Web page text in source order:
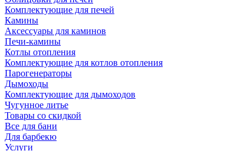
Комплектующие для печей
Камины
Аксессуары для каминов
Печи-камины
Котлы отопления
Комплектующие для котлов отопления
Парогенераторы
Дымоходы
Комплектующие для дымоходов
Чугунное литье
Товары со скидкой
Все для бани
Для барбекю
Услуги